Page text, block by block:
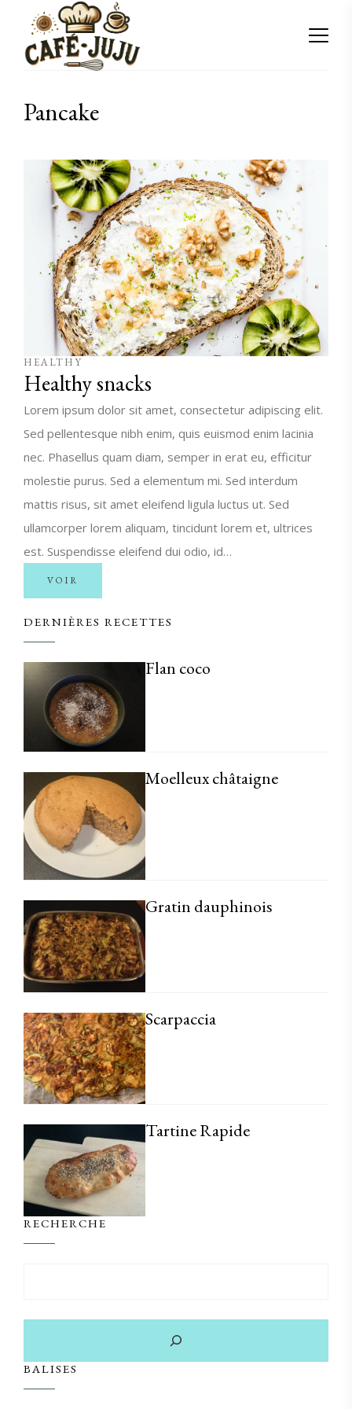
Pancake
HEALTHY
Healthy snacks
Lorem ipsum dolor sit amet, consectetur adipiscing elit.
Sed pellentesque nibh enim, quis euismod enim lacinia
nec. Phasellus quam diam, semper in erat eu, efficitur
molestie purus. Sed a elementum mi. Sed interdum
mattis risus, sit amet eleifend ligula luctus ut. Sed
ullamcorper lorem aliquam, tincidunt lorem et, ultrices
est. Suspendisse eleifend dui odio, id…
VOIR
DERNIÈRES RECETTES
Flan coco
Moelleux châtaigne
Gratin dauphinois
Scarpaccia
Tartine Rapide
RECHERCHE
BALISES